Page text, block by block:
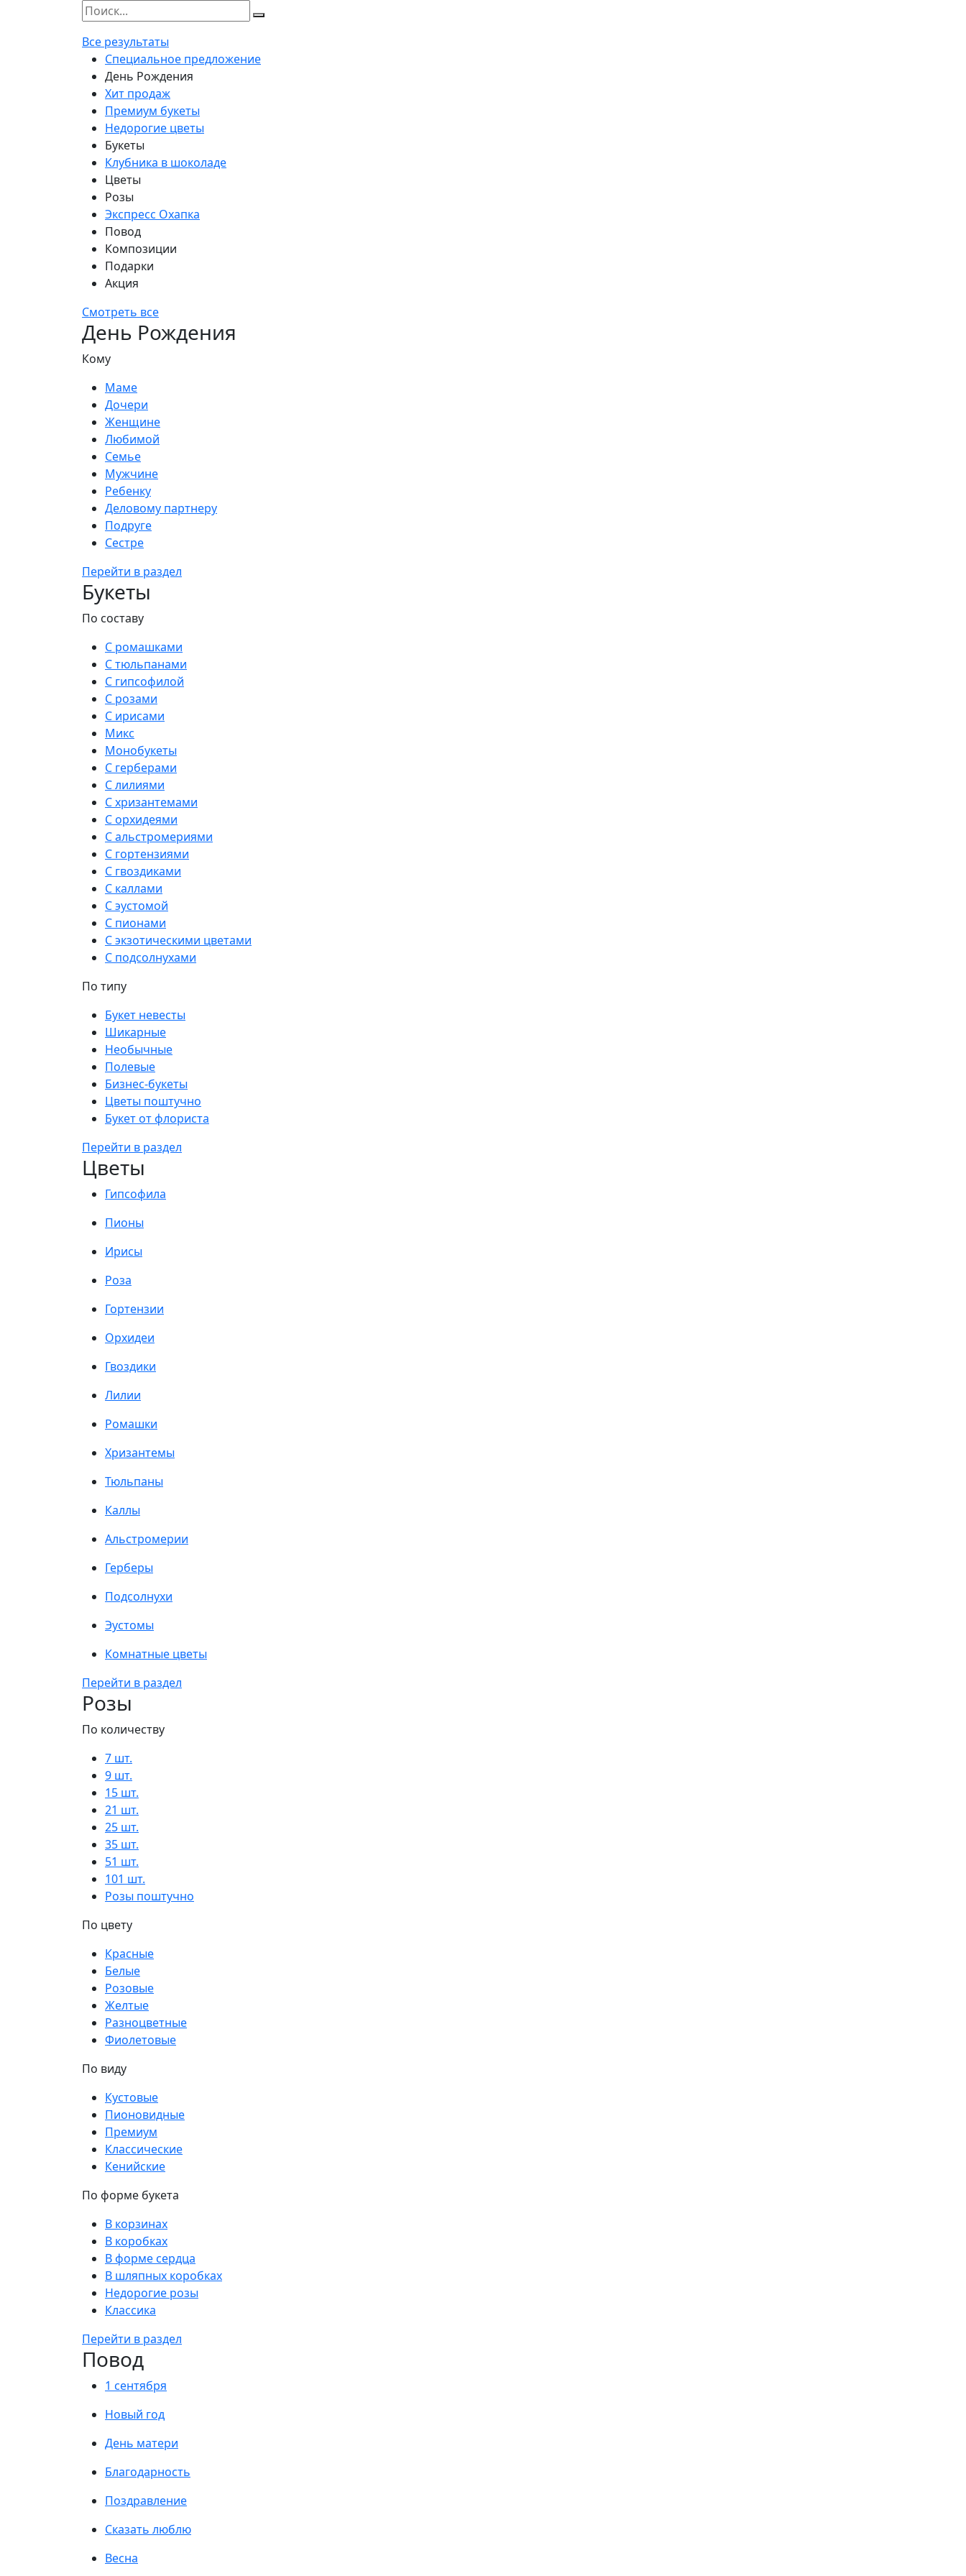
Все результаты
Специальное предложение
День Рождения
Хит продаж
Премиум букеты
Недорогие цветы
Букеты
Клубника в шоколаде
Цветы
Розы
Экспресс Охапка
Повод
Композиции
Подарки
Акция
Смотреть все
День Рождения
Кому
Маме
Дочери
Женщине
Любимой
Семье
Мужчине
Ребенку
Деловому партнеру
Подруге
Сестре
Перейти в раздел
Букеты
По составу
С ромашками
С тюльпанами
С гипсофилой
С розами
С ирисами
Микс
Монобукеты
С герберами
С лилиями
С хризантемами
С орхидеями
С альстромериями
С гортензиями
С гвоздиками
С каллами
С эустомой
С пионами
С экзотическими цветами
С подсолнухами
По типу
Букет невесты
Шикарные
Необычные
Полевые
Бизнес-букеты
Цветы поштучно
Букет от флориста
Перейти в раздел
Цветы
Гипсофила
Пионы
Ирисы
Роза
Гортензии
Орхидеи
Гвоздики
Лилии
Ромашки
Хризантемы
Тюльпаны
Каллы
Альстромерии
Герберы
Подсолнухи
Эустомы
Комнатные цветы
Перейти в раздел
Розы
По количеству
7 шт.
9 шт.
15 шт.
21 шт.
25 шт.
35 шт.
51 шт.
101 шт.
Розы поштучно
По цвету
Красные
Белые
Розовые
Желтые
Разноцветные
Фиолетовые
По виду
Кустовые
Пионовидные
Премиум
Классические
Кенийские
По форме букета
В корзинах
В коробках
В форме сердца
В шляпных коробках
Недорогие розы
Классика
Перейти в раздел
Повод
1 сентября
Новый год
День матери
Благодарность
Поздравление
Сказать люблю
Весна